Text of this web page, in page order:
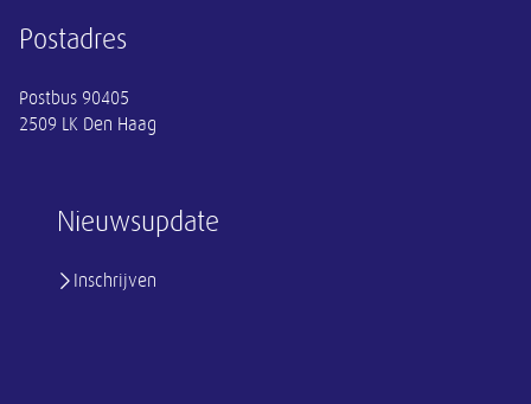
Nieuwsupdate
Inschrijven
Postadres
Postbus 90405
2509 LK Den Haag